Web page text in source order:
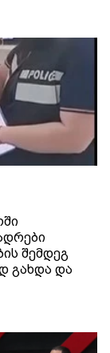
შემდეგ
გახდა და